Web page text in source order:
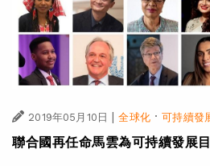
2019年05月10日 | 全球化·可持續發
聯合國再任命馬雲為可持續發展